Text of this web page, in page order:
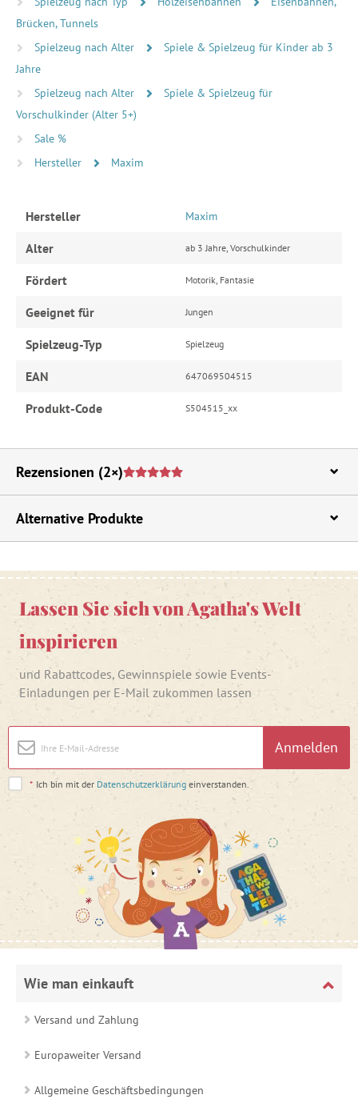
Brücken, Tunnels
Spielzeug nach Alter
Spiele & Spielzeug für Kinder ab 3
Jahre
Spielzeug nach Alter
Spiele & Spielzeug für
Vorschulkinder (Alter 5+)
Sale %
Hersteller
Maxim
Hersteller Maxim
Alter ab 3 Jahre, Vorschulkinder
Fördert Motorik, Fantasie
Geeignet für Jungen
Spielzeug-Typ Spielzeug
EAN 647069504515
Produkt-Code S504515_xx
Rezensionen (2×)
Alternative Produkte
Lassen Sie sich von Agatha's Welt
inspirieren
und Rabattcodes, Gewinnspiele sowie Events-
Einladungen per E-Mail zukommen lassen
Anmelden
* Ich bin mit der Datenschutzerklärung einverstanden.
Wie man einkauft
Versand und Zahlung
Europaweiter Versand
Allgemeine Geschäftsbedingungen